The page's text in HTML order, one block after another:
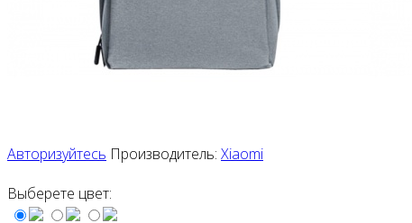
Авторизуйтесь Производитель: Xiaomi
Выберете цвет: